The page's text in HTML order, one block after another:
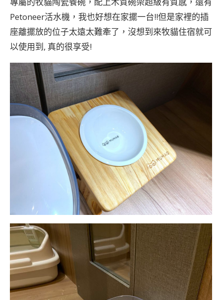
Petoneer活水機，我也好想在家擺一台!!但是家裡的插
座離擺放的位子太遠太難牽了，沒想到來牧貓住宿就可
以使用到, 真的很享受!